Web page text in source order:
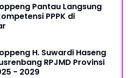
Pantau Langsung
PPPK di
H. Suwardi Haseng
RPJMD Provinsi
- 2029